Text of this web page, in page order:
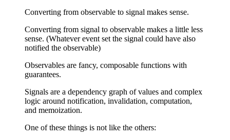
Converting from observable to signal makes sense.
Converting from signal to observable makes a little less
sense. (Whatever event set the signal could have also
notified the observable)
Observables are fancy, composable functions with
guarantees.
Signals are a dependency graph of values and complex
logic around notification, invalidation, computation,
and memoization.
One of these things is not like the others: